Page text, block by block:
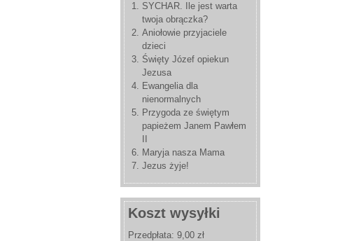
SYCHAR. Ile jest warta
twoja obrączka?
Aniołowie przyjaciele
dzieci
Święty Józef opiekun
Jezusa
Ewangelia dla
nienormalnych
Przygoda ze świętym
papieżem Janem Pawłem
Maryja nasza Mama
Jezus żyje!
Koszt wysyłki
Przedpłata: 9,00 zł